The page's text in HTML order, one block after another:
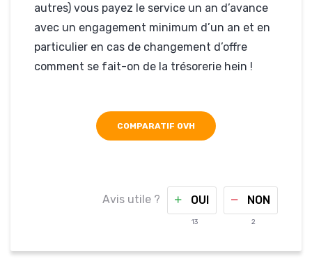
autres) vous payez le service un an d’avance
avec un engagement minimum d’un an et en
particulier en cas de changement d’offre
comment se fait-on de la trésorerie hein !
COMPARATIF OVH
Avis utile ? OUI
13
NON
2